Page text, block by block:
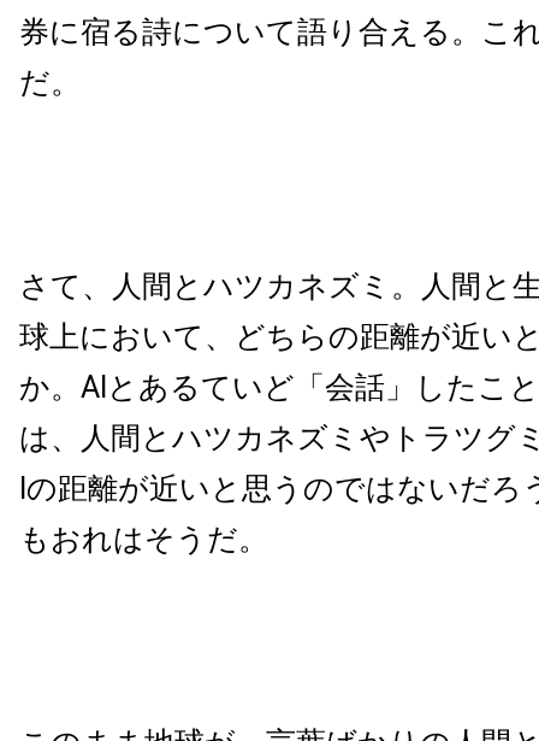
券に宿る詩について語り合える。こ
だ。
さて、人間とハツカネズミ。人間と
球上において、どちらの距離が近い
か。AIとあるていど「会話」したこ
は、人間とハツカネズミやトラツグ
Iの距離が近いと思うのではないだろ
もおれはそうだ。